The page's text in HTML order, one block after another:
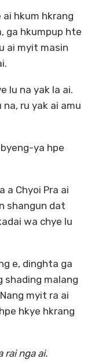
hkum hkrang
ga hkumpup hte
ai myit masin
lu na yak la ai.
ru yak ai amu
ya hpe
a Chyoi Pra ai
shangun dat
wa chye lu
e, dinghta ga
shading malang
myit ra ai
hkye hkrang
rai nga ai.